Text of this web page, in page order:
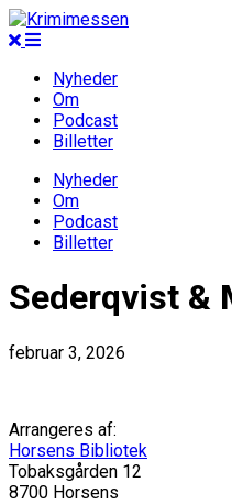
Nyheder
Om
Podcast
Billetter
Nyheder
Om
Podcast
Billetter
Sederqvist &
februar 3, 2026
Arrangeres af:
Horsens Bibliotek
Tobaksgården 12
8700 Horsens